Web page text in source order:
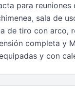
para
sala de
de tiro con arco,
completa y
y con